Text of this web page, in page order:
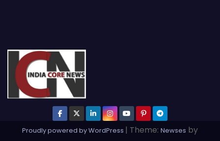
Proudly powered by WordPress | Theme: Newses by